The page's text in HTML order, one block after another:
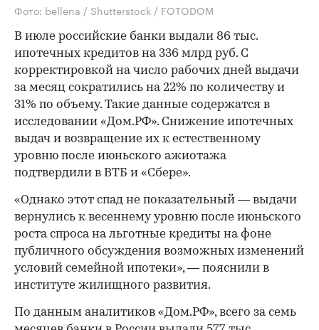
Фото: bellena / Shutterstock / FOTODOM
В июле российские банки выдали 86 тыс.
ипотечных кредитов на 336 млрд руб. С
корректировкой на число рабочих дней выдачи
за месяц сократились на 22% по количеству и
31% по объему. Такие данные содержатся в
исследовании «Дом.РФ». Снижение ипотечных
выдач и возвращение их к естественному
уровню после июньского ажиотажа
подтвердили в ВТБ и «Сбере».
«Однако этот спад не показательный — выдачи
вернулись к весеннему уровню после июньского
роста спроса на льготные кредиты на фоне
публичного обсуждения возможных изменений
условий семейной ипотеки», — пояснили в
институте жилищного развития.
По данным аналитиков «Дом.РФ», всего за семь